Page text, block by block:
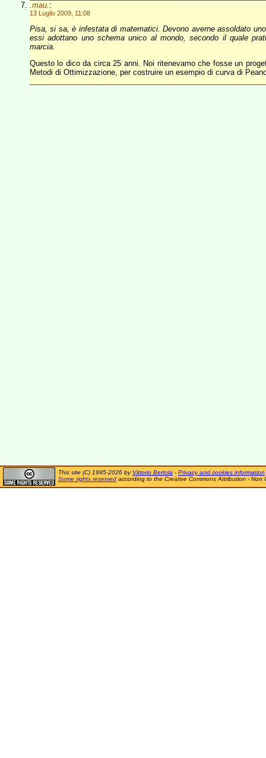
.mau. :
13 Luglio 2009, 11:08
Pisa, si sa, è infestata di matematici. Devono averne assoldato
essi adottano uno schema unico al mondo, secondo il quale
marcia.
Questo lo dico da circa 25 anni. Noi ritenevamo che fosse un
Metodi di Ottimizzazione, per costruire un esempio di curva di
This site (C) 1995-2026 by Vittorio Bertola - Privacy and cookies information
Some rights reserved according to the Creative Commons Attribution - Non